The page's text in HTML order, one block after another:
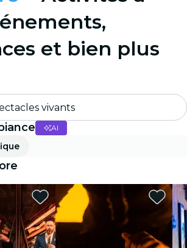
et bien plus
vivants
et villes
Paulo
AI